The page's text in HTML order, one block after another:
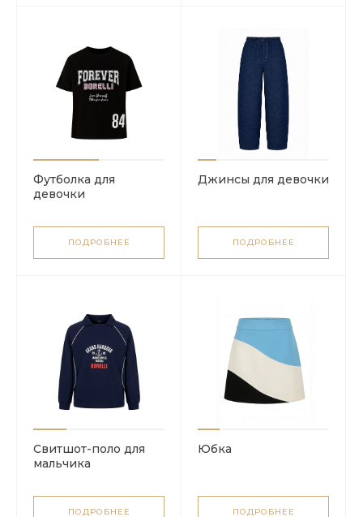
Футболка для
девочки
ПОДРОБНЕЕ
Джинсы для девочки
ПОДРОБНЕЕ
Свитшот-поло для
мальчика
ПОДРОБНЕЕ
Юбка
ПОДРОБНЕЕ